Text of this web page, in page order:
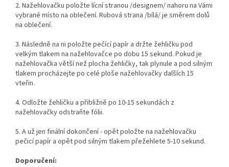
2. Nažehlovačku položte lícní stranou /designem/ nahoru na Vámi
vybrané místo na oblečení. Rubová strana /bílá/ je směrem dolů
na oblečení.
3. Následně na ni položte pečící papír a držte žehličku pod
velkým tlakem na nažehlovačce po dobu 15 sekund. Pokud je
nažehlovačka větší než plocha žehličky, tak plynule a pod silným
tlakem procházejte po celé ploše nažehlovačky dalších 15
vteřin.
4. Odložte žehličku a přibližně po 10-15 sekundách z
nažehlovačky odstraňte fólii.
5. A už jen finální dokončení - opět položte na nažehlovačku
pečicí papír a opět pod silným tlakem přežehlete 5-10 sekund.
Doporučení: